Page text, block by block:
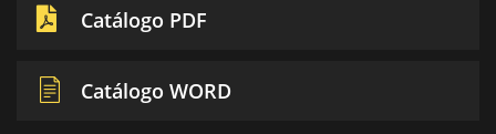
Catálogo PDF
Catálogo WORD